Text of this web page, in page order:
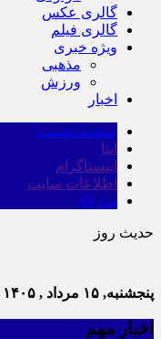
گالری عکس
گالری فیلم
ویژه خبری
مذهبی
ورزش
اخبار
صفحه نخست
ایتا
اینستاگرام
اطلاعات سایت
برو بالا
حدیث روز
پنجشنبه, ۱۵ مرداد , ۱۴۰۵
اخبار مهم